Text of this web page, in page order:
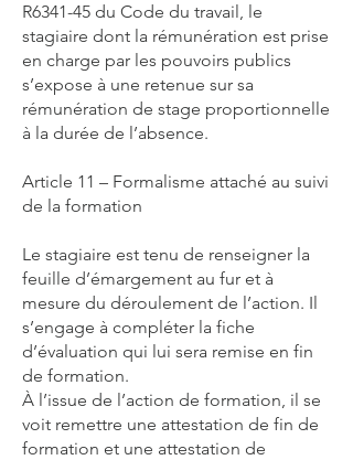
R6341-45 du Code du travail, le
stagiaire dont la rémunération est prise
en charge par les pouvoirs publics
s’expose à une retenue sur sa
rémunération de stage proportionnelle
à la durée de l’absence.
Article 11 – Formalisme attaché au suivi
de la formation
Le stagiaire est tenu de renseigner la
feuille d’émargement au fur et à
mesure du déroulement de l’action. Il
s’engage à compléter la fiche
d’évaluation qui lui sera remise en fin
de formation.
À l’issue de l’action de formation, il se
voit remettre une attestation de fin de
formation et une attestation de